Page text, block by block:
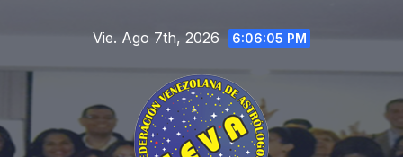
contenido
Vie. Ago 7th, 2026 6:06:06 PM